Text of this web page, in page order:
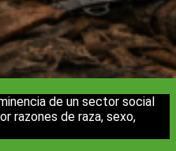
de un sector social
razones de raza, sexo,